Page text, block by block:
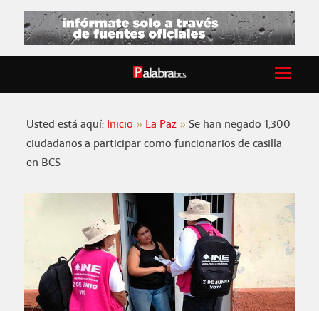
Usted está aquí: Inicio La Paz
Se han negado 1,300
ciudadanos a participar como funcionarios de casilla
en BCS